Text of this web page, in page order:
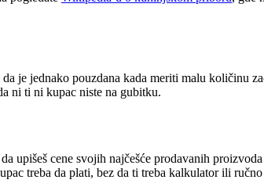
je jednako pouzdana kada meriti malu količinu
ni ti ni kupac niste na gubitku.
upišeš cene svojih najčešće prodavanih
treba da plati, bez da ti treba kalkulator ili